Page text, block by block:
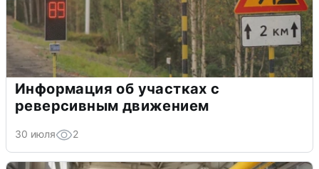
Информация об участках с
реверсивным движением
30 июля 2